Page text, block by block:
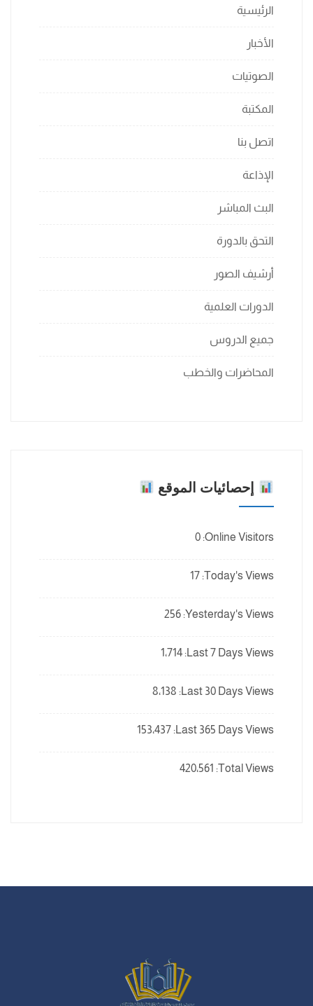
الرئيسية
الأخبار
الصوتيات
المكتبة
اتصل بنا
الإذاعة
البث المباشر
التحق بالدورة
أرشيف الصور
الدورات العلمية
جميع الدروس
المحاضرات والخطب
إحصائيات الموقع
Online Visitors:
0
Today's Views:
17
Yesterday's Views:
256
Last 7 Days Views: 1٬714
Last 30 Days Views: 8٬138
Last 365 Days Views: 153٬437
Total Views: 420٬561